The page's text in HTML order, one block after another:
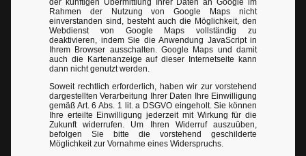
Rahmen der Nutzung von Google Maps nicht
einverstanden sind, besteht auch die Möglichkeit, den
Webdienst von Google Maps vollständig zu
deaktivieren, indem Sie die Anwendung JavaScript in
Ihrem Browser ausschalten. Google Maps und damit
auch die Kartenanzeige auf dieser Internetseite kann
dann nicht genutzt werden.
Soweit rechtlich erforderlich, haben wir zur vorstehend
dargestellten Verarbeitung Ihrer Daten Ihre Einwilligung
gemäß Art. 6 Abs. 1 lit. a DSGVO eingeholt. Sie können
Ihre erteilte Einwilligung jederzeit mit Wirkung für die
Zukunft widerrufen. Um Ihren Widerruf auszuüben,
befolgen Sie bitte die vorstehend geschilderte
Möglichkeit zur Vornahme eines Widerspruchs.